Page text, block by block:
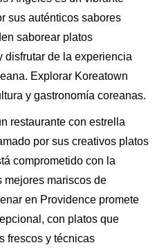
sus auténticos sabores
saborear platos
disfrutar de la experiencia
Explorar Koreatown
y gastronomía coreanas.
restaurante con estrella
por sus creativos platos
comprometido con la
mariscos de
en Providence promete
con platos que
frescos y técnicas